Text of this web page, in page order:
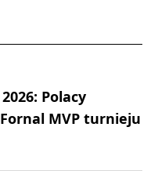
Polacy
MVP turnieju